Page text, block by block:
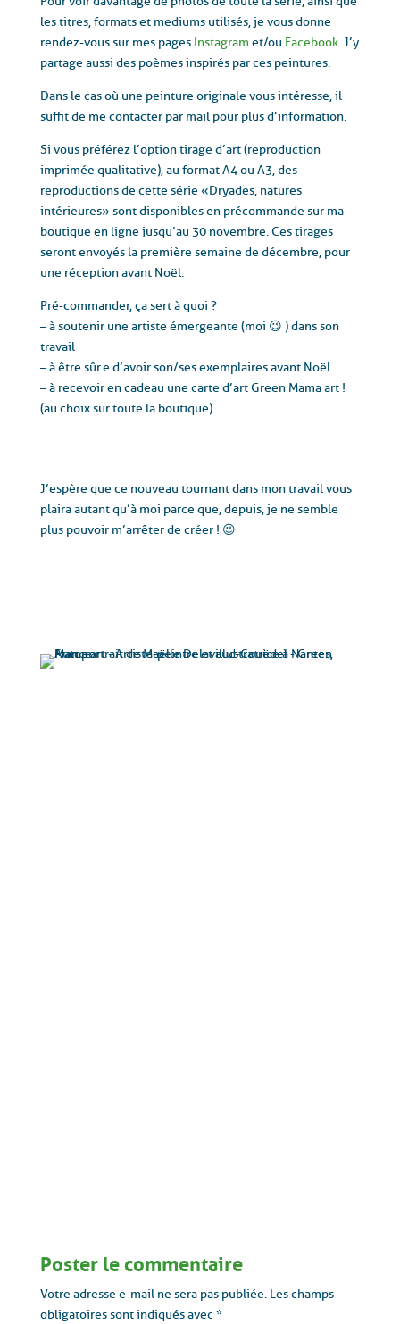
les titres, formats et mediums utilisés, je vous donne
rendez-vous sur mes pages Instagram et/ou Facebook. J’y
partage aussi des poèmes inspirés par ces peintures.
Dans le cas où une peinture originale vous intéresse, il
suffit de me contacter par mail pour plus d’information.
Si vous préférez l’option tirage d’art (reproduction
imprimée qualitative), au format A4 ou A3, des
reproductionsde cette série « Dryades, natures
intérieures » sont disponibles en précommande sur ma
boutique en ligne jusqu’au 30 novembre. Ces tirages
seront envoyés la première semaine de décembre, pour
une réception avant Noël.
Pré-commander, ça sert à quoi ?
– à soutenir une artiste émergeante (moi 😉 ) dans son
travail
– à être sûr.e d’avoir son/ses exemplaires avant Noël
– à recevoir en cadeau une carte d’art Green Mama art !
(au choix sur toute la boutique)
J’espère que ce nouveau tournant dans mon travail vous
plaira autant qu’à moi parce que, depuis, je ne semble
plus pouvoir m’arrêter de créer ! 😉
Poster le commentaire
Votre adresse e-mail ne sera pas publiée. Les champs
obligatoires sont indiqués avec*